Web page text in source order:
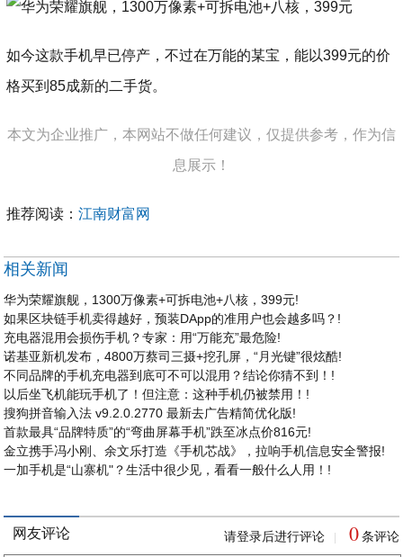
如今这款手机早已停产，不过在万能的某宝，能以399元的价
格买到85成新的二手货。
本文为企业推广，本网站不做任何建议，仅提供参考，作为信
息展示！
推荐阅读：江南财富网
相关新闻
华为荣耀旗舰，1300万像素+可拆电池+八核，399元!
如果区块链手机卖得越好，预装DApp的准用户也会越多吗？!
充电器混用会损伤手机？专家：用“万能充”最危险!
诺基亚新机发布，4800万蔡司三摄+挖孔屏，“月光键”很炫酷!
不同品牌的手机充电器到底可不可以混用？结论你猜不到！!
以后坐飞机能玩手机了！但注意：这种手机仍被禁用！!
搜狗拼音输入法 v9.2.0.2770 最新去广告精简优化版!
首款最具“品牌特质”的“弯曲屏幕手机”跌至冰点价816元!
金立携手冯小刚、余文乐打造《手机芯战》，拉响手机信息安全警报!
一加手机是“山寨机"？生活中很少见，看看一般什么人用！!
网友评论 请登录后进行评论 0 条评论